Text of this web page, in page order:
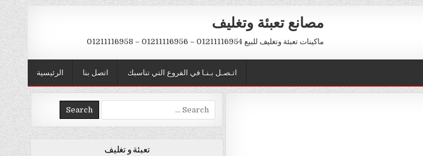
مصانع تعبئة وتغليف
ماكينات تعبئة وتغليف للبيع 01211116954 – 01211116956 – 01211116958
الرئيسية اتصل بنا اتـصـل بـنـا في الفروع التي تناسبك
Search
for:
تعبئة و تغليف